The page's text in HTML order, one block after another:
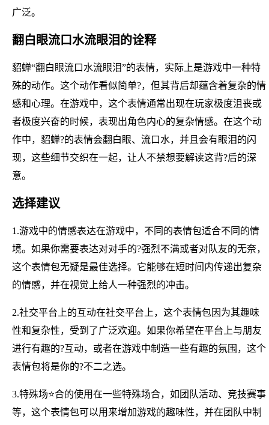
广泛。
翻白眼流口水流眼泪的诠释
貂蝉“翻白眼流口水流眼泪”的表情，实际上是游戏中一种特
殊的动作。这个动作看似简单?，但其背后却蕴含着复杂的情
感和心理。在游戏中，这个表情通常出现在玩家极度沮丧或
者极度兴奋的时候，表现出角色内心的复杂情感。在这个动
作中，貂蝉?的表情会翻白眼、流口水，并且会有眼泪的闪
现，这些细节交织在一起，让人不禁想要解读这背?后的深
意。
选择建议
1.游戏中的情感表达在游戏中，不同的表情包适合不同的情
境。如果你需要表达对对手的?强烈不满或者对队友的无奈，
这个表情包无疑是最佳选择。它能够在短时间内传递出复杂
的情感，并在视觉上给人一种强烈的冲击。
2.社交平台上的互动在社交平台上，这个表情包因为其趣味
性和复杂性，受到了广泛欢迎。如果你希望在平台上与朋友
进行有趣的?互动，或者在游戏中制造一些有趣的氛围，这个
表情包将是你的?不二之选。
3.特殊场⭐合的使用在一些特殊场合，如团队活动、竞技赛事
等，这个表情包可以用来增加游戏的趣味性，并在团队中制